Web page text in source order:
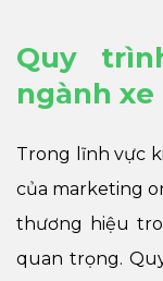
Quy
ngành xe
Trong lĩnh vực
của marketing
thương hiệu
quan trọng.